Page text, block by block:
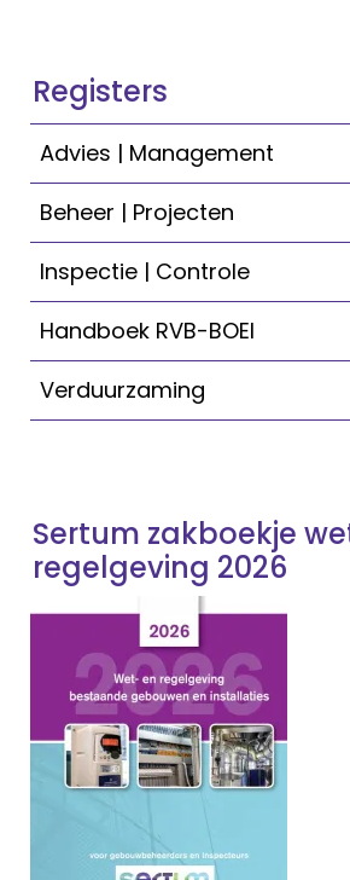
Registers
Advies | Management
Beheer | Projecten
Inspectie | Controle
Handboek RVB-BOEI
Verduurzaming
Sertum zakboekje
regelgeving 2026